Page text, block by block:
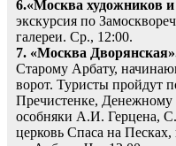
6.«Москва художников
экскурсия по
галереи. Ср., 12:00.
7. «Москва
Старому Арбату,
ворот. Туристы пройдут
Пречистенке, Денежному
особняки А.И. Герцена,
церковь Спаса на